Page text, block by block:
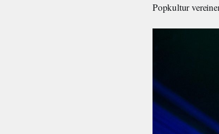
Popkultur